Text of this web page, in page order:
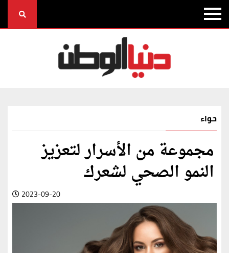
حواء
مجموعة من الأسرار لتعزيز
النمو الصحي لشعرك
2023-09-20